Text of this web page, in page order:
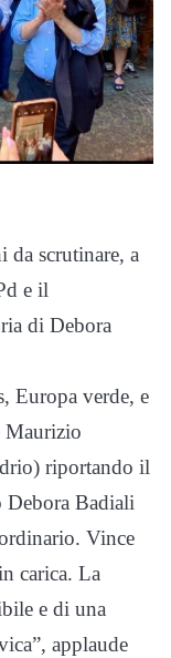
da scrutinare, a
e il
di Debora
Europa verde, e
Maurizio
riportando il
Debora Badiali
Vince
carica. La
e di una
applaude